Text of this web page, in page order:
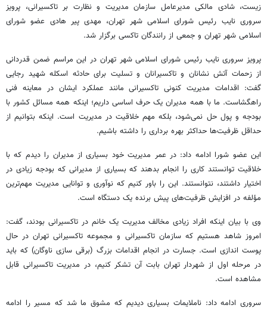
زیست، شادی مالکی مدیرعامل سازمان مدیریت و نظارت بر تاکسیرانی، پرویز
سروری نایب رئیسشورای اسلامی شهر تهران، مهدیپیر هادی عضو شورای
اسلامی شهر تهران و جمعی از رانندگان تاکسی برگزار شد.
پرویز سروری نایب رئیس شورای اسلامی شهر تهران در این مراسم ضمن قدردانی
اززحمات آتش نشانان و تاکسیرانان و تسلیت برای حادثه اسکله شهید رجایی
گفت: اقدامات مدیریت کنونی تاکسیرانی مانند عملکرد ایشان در معاینه فنی
راهگشاست. ما با همه مدیران یک حرف اساسی داریم؛ اینکه همه مسائل کشور با
بودجه و پول حل نمی‌شود، بلکه مهم خلاقیت در مدیریت است. اینکه بتوانیم از
حداقل ظرفیت‌ها حداکثر بهره برداری را داشته باشیم.
این عضو شورا ادامه داد: در عمر مدیریت خود بسیاری از مدیران را دیدم که با
خلاقیت توانستند کاری را انجام بدهند که بسیاری از مدیرانی که بودجه زیادی در
اختیار داشتند، نتوانستند. این را باور کنیم که نوآوری و توانایی مدیریت مهم‌ترین
مؤلفه در افزایش ظرفیت‌های پیش برنده یک دستگاه است.
وی با بیان اینکه افراد زیادی مخالف مدیریت یکخانم در تاکسیرانی بودند، گفت:
امروز شاهد هستیم که سازمان تاکسیرانی و مجموعه تاکسیرانی تهران در حال
پوست اندازی است. جسارت در انجام اقدامات بزرگ (برقی سازی ناوگان) که باید
در مرحله اول از شهردار تهران بابت آن تشکر کنیم، در مدیریت تاکسیرانی قابل
مشاهده است.
سروری ادامه داد: ناملایمات بسیاری دیدیم که مشوق ما شد که مسیررا ادامه